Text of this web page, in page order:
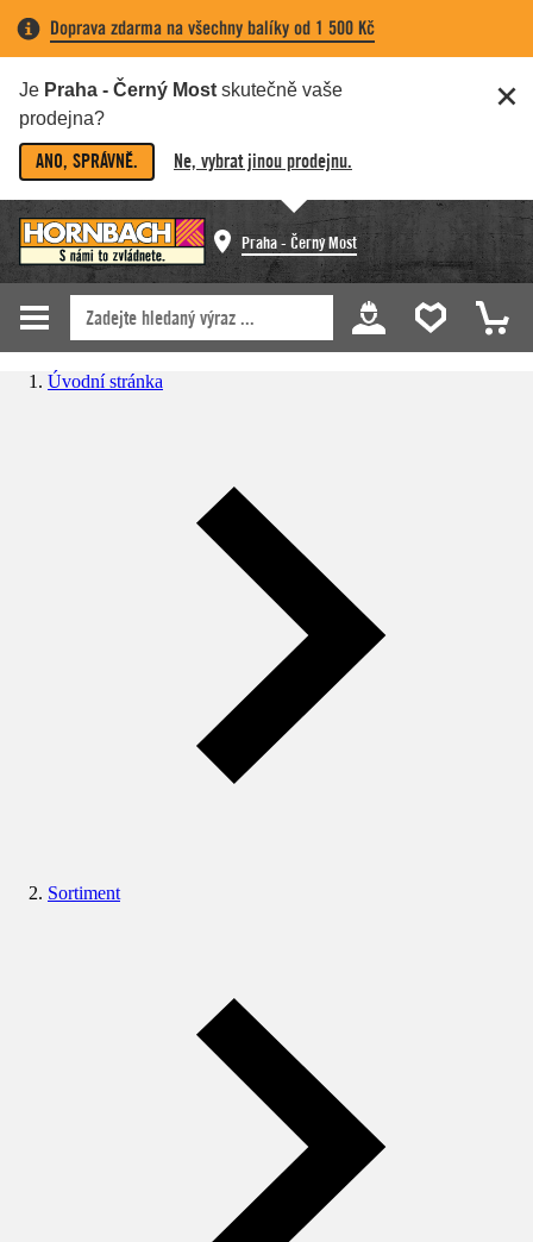
Doprava zdarma na všechny balíky od 1 500 Kč
Je Praha - Černý Most skutečně vaše
prodejna?
ANO, SPRÁVNĚ. Ne, vybrat jinou prodejnu.
Praha - Černý Most
Úvodní stránka
Sortiment